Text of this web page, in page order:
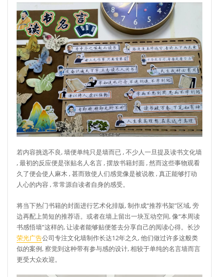
若内容挑选不良, 墙便单纯只是墙而已 , 不少人一旦提及读书文化墙
, 最初的反应便是张贴名人名言 , 摆放书籍封面 , 然而这些事物观看
久了便会使人麻木 , 甚而致使人们感觉像是被说教 , 真正能够打动
人心的内容 , 常常源自读者自身的感受。
将当下热门书籍的封面进行艺术化排版, 制作成“推荐书架”区域, 旁
边再配上简短的推荐语。或者在墙上留出一块互动空间, 像“本周读
书感悟墙”这样的, 让读者能够贴便签去分享自己的阅读心得。长沙
荣光广告公司专注文化墙制作长达12年之久, 他们做过许多这般类
似的案例, 察觉到这种带有参与感的设计, 相较于单纯的名言墙而言
更受大众欢迎。